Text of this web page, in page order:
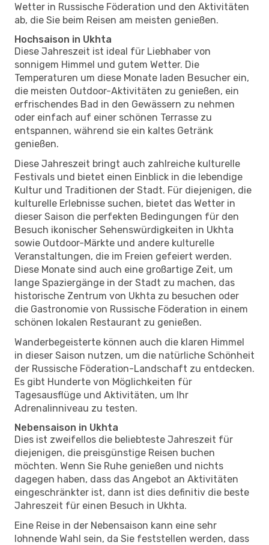
Wetter in Russische Föderation und den Aktivitäten
ab, die Sie beim Reisen am meisten genießen.
Hochsaison in Ukhta
Diese Jahreszeit ist ideal für Liebhaber von
sonnigem Himmel und gutem Wetter. Die
Temperaturen um diese Monate laden Besucher ein,
die meisten Outdoor-Aktivitäten zu genießen, ein
erfrischendes Bad in den Gewässern zu nehmen
oder einfach auf einer schönen Terrasse zu
entspannen, während sie ein kaltes Getränk
genießen.
Diese Jahreszeit bringt auch zahlreiche kulturelle
Festivals und bietet einen Einblick in die lebendige
Kultur und Traditionen der Stadt. Für diejenigen, die
kulturelle Erlebnisse suchen, bietet das Wetter in
dieser Saison die perfekten Bedingungen für den
Besuch ikonischer Sehenswürdigkeiten in Ukhta
sowie Outdoor-Märkte und andere kulturelle
Veranstaltungen, die im Freien gefeiert werden.
Diese Monate sind auch eine großartige Zeit, um
lange Spaziergänge in der Stadt zu machen, das
historische Zentrum von Ukhta zu besuchen oder
die Gastronomie von Russische Föderation in einem
schönen lokalen Restaurant zu genießen.
Wanderbegeisterte können auch die klaren Himmel
in dieser Saison nutzen, um die natürliche Schönheit
der Russische Föderation-Landschaft zu entdecken.
Es gibt Hunderte von Möglichkeiten für
Tagesausflüge und Aktivitäten, um Ihr
Adrenalinniveau zu testen.
Nebensaison in Ukhta
Dies ist zweifellos die beliebteste Jahreszeit für
diejenigen, die preisgünstige Reisen buchen
möchten. Wenn Sie Ruhe genießen und nichts
dagegen haben, dass das Angebot an Aktivitäten
eingeschränkter ist, dann ist dies definitiv die beste
Jahreszeit für einen Besuch in Ukhta.
Eine Reise in der Nebensaison kann eine sehr
lohnende Wahl sein, da Sie feststellen werden, dass